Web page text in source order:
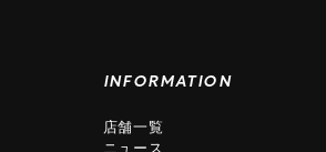
INFORMATION
店舗一覧
ニュース